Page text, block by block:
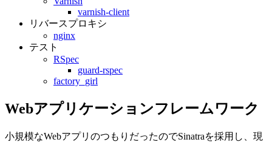
varnish-client
リバースプロキシ
nginx
テスト
RSpec
guard-rspec
factory_girl
Webアプリケーションフレームワーク
小規模なWebアプリのつもりだったのでSinatraを採用し、現